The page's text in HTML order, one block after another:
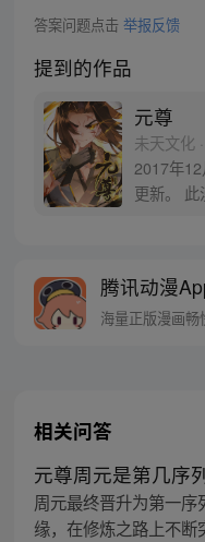
答案问题点击 举报反馈
提到的作品
元尊
未天文化
2017年
更新。 此
腾讯动漫
海量正版漫画畅
相关问答
元尊周元是第几序
周元最终晋升为第一
缘，在修炼之路上不断